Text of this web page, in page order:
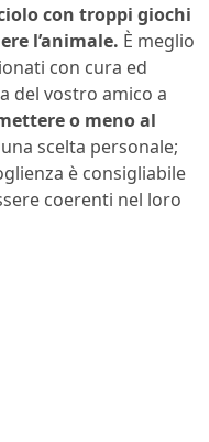
con troppi giochi
l’animale. È meglio
con cura ed
del vostro amico a
o meno al
scelta personale;
è consigliabile
coerenti nel loro